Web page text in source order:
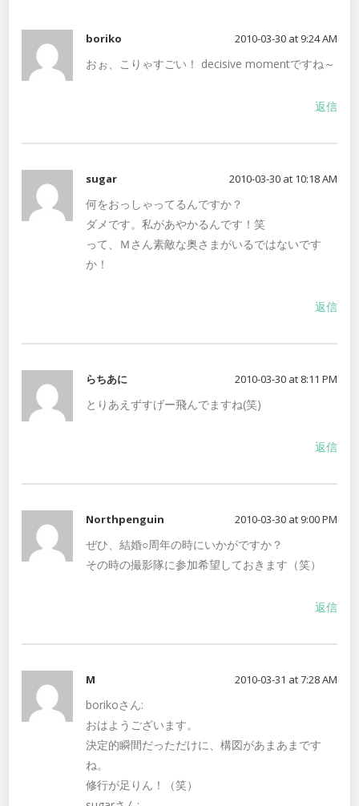
boriko 2010-03-30 at 9:24 AM
おぉ、こりゃすごい！ decisive momentですね～
返信
sugar 2010-03-30 at 10:18 AM
何をおっしゃってるんですか？
ダメです。私があやかるんです！笑
って、Ｍさん素敵な奥さまがいるではないです
か！
返信
らちあに 2010-03-30 at 8:11 PM
とりあえずすげー飛んでますね(笑)
返信
Northpenguin 2010-03-30 at 9:00 PM
ぜひ、結婚○周年の時にいかがですか？
その時の撮影隊に参加希望しておきます（笑）
返信
M 2010-03-31 at 7:28 AM
borikoさん:
おはようございます。
決定的瞬間だっただけに、構図があまあまです
ね。
修行が足りん！（笑）